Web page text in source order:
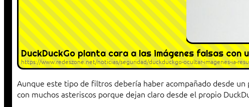
DuckDuckGo planta cara a las imágenes falsas
https://www.redeszone.net/noticias/seguridad/duckduckgo-ocultar-imagenes-ia-
Aunque este tipo de filtros debería haber acompañado desde
con muchos asteriscos porque dejan claro desde el propio